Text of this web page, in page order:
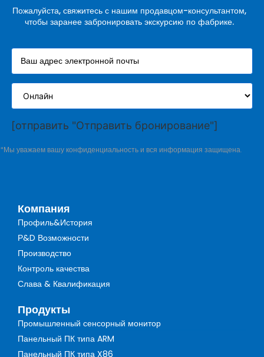
Пожалуйста, свяжитесь с нашим продавцом-консультантом,
чтобы заранее забронировать экскурсию по фабрике.
[отправить "Отправить бронирование"]
*Мы уважаем вашу конфиденциальность и вся информация защищена.
Компания
Профиль&История
Р&D Возможности
Производство
Контроль качества
Слава & Квалификация
Продукты
Промышленный сенсорный монитор
Панельный ПК типа ARM
Панельный ПК типа X86